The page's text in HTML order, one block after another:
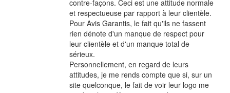
contre-façons. Ceci est une attitude normale
et respectueuse par rapport à leur clientèle.
Pour Avis Garantis, le fait qu'ils ne fassent
rien dénote d'un manque de respect pour
leur clientèle et d'un manque total de
sérieux.
Personnellement, en regard de leurs
attitudes, je me rends compte que si, sur un
site quelconque, le fait de voir leur logo me